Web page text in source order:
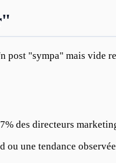
"sympa" mais vide
des directeurs
une tendance